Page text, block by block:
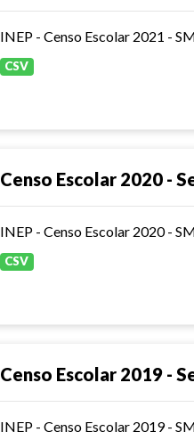
INEP - Censo Escolar 2021 -
CSV
Censo Escolar 2020 -
INEP - Censo Escolar 2020 -
CSV
Censo Escolar 2019 -
INEP - Censo Escolar 2019 -